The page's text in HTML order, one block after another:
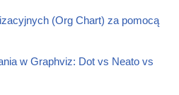
(Org Chart) za pomocą
w Graphviz: Dot vs Neato vs